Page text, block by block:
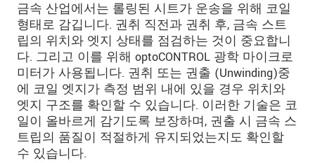
금속 산업에서는 롤링된 시트가 운송을 위해 코일
형태로 감깁니다. 권취 직전과 권취 후, 금속 스트
립의 위치와 엣지 상태를 점검하는 것이 중요합니
다. 그리고 이를 위해 optoCONTROL 광학 마이크로
미터가 사용됩니다. 권취 또는 권출 (Unwinding)중
에 코일 엣지가 측정 범위 내에 있을 경우 위치와
엣지 구조를 확인할 수 있습니다. 이러한 기술은 코
일이 올바르게 감기도록 보장하며, 권출 시 금속 스
트립의 품질이 적절하게 유지되었는지도 확인할
수 있습니다.